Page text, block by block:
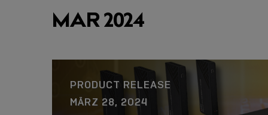
MAR 2024
PRODUCT RELEASE
MÄRZ 28, 2024